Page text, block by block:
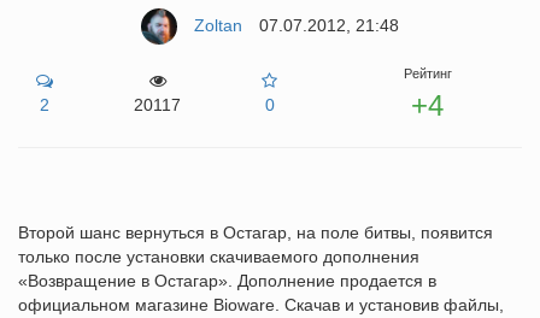
Zoltan 07.07.2012, 21:48
2 20117 0
Рейтинг
+4
Второй шанс вернуться в Остагар, на поле битвы, появится
только после установки скачиваемого дополнения
«Возвращение в Остагар». Дополнение продается в
официальном магазине Bioware. Скачав и установив файлы,